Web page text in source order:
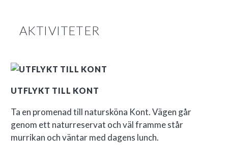
Sjuksköterska
Man kan slappna av och fokusera på det
AKTIVITETER
UTFLYKT TILL KONT
Ta en promenad till natursköna Kont. Vägen går
genom ett naturreservat och väl framme står
murrikan och väntar med dagens lunch.